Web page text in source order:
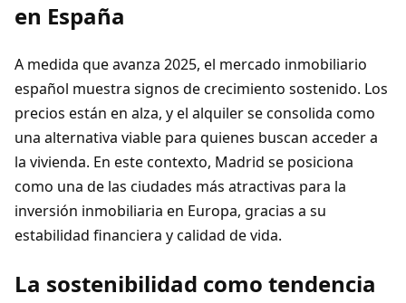
en España
A medida que avanza 2025, el mercado inmobiliario
español muestra signos de crecimiento sostenido. Los
precios están en alza, y el alquiler se consolida como
una alternativa viable para quienes buscan acceder a
la vivienda. En este contexto, Madrid se posiciona
como una de las ciudades más atractivas para la
inversión inmobiliaria en Europa, gracias a su
estabilidad financiera y calidad de vida.
La sostenibilidad como tendencia